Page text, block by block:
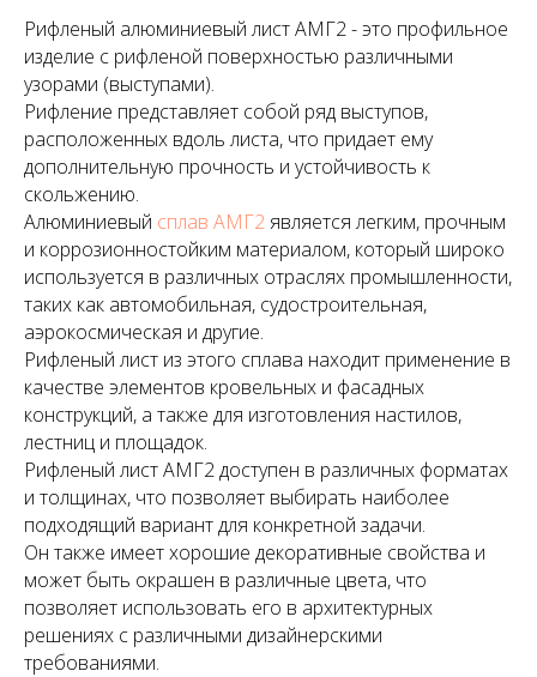
Рифленый алюминиевый лист АМГ2 - это профильное
изделие с рифленой поверхностью различными
узорами (выступами).
Рифление представляет собой ряд выступов,
расположенных вдоль листа, что придает ему
дополнительную прочность и устойчивость к
скольжению.
Алюминиевый сплав АМГ2 является легким, прочным
и коррозионностойким материалом, который широко
используется в различных отраслях промышленности,
таких как автомобильная, судостроительная,
аэрокосмическая и другие.
Рифленый лист из этого сплава находит применение в
качестве элементов кровельных и фасадных
конструкций, а также для изготовления настилов,
лестниц и площадок.
Рифленый лист АМГ2 доступен в различных форматах
и толщинах, что позволяет выбирать наиболее
подходящий вариант для конкретной задачи.
Он также имеет хорошие декоративные свойства и
может быть окрашен в различные цвета, что
позволяет использовать его в архитектурных
решениях с различными дизайнерскими
требованиями.